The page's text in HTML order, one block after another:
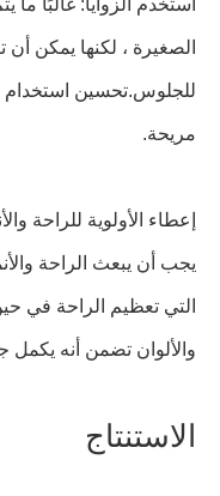
استخدم الزوايا: غالبًا
الصغيرة ، لكنها يمكن
للجلوس.تحسين
مريحة.
إعطاء الأولوية للراحة
يجب أن يبعث الراحة
التي تعظيم الراحة في
والألوان تضمن أنه يكمل
الاستنتاج